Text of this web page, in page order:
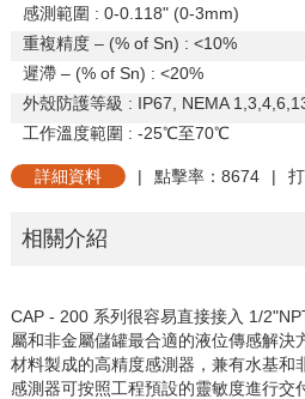
感測範圍 : 0-0.118" (0-3mm)
重複精度– (% of Sn) : <10%
遲滯– (% of Sn) : <20%
外殼防護等級 : IP67, NEMA
工作溫度範圍 : -25℃至70℃
詳細資料 | 點擊率：8674 |
相關介紹
CAP - 200 系列很容易直接接入 1/
屬和非金屬儲罐最合適的液位傳感解決
材料製成的高精度感測器，兼有水基和
感測器可按照工程預設的靈敏度進行交